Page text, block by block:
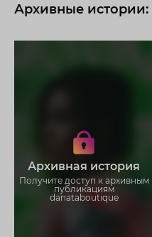
Архивные истории:
Архивная история
Получите доступ к архивным
публикациям
danataboutique
Получите доступ к архивным
историям danataboutique
Не отвлекайтесь на рекламу
Загружайте истории без
ограничений